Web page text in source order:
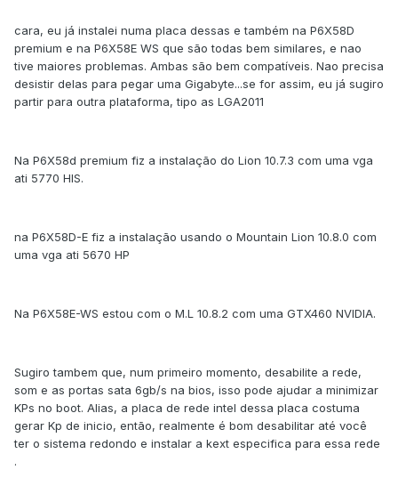
cara, eu já instalei numa placa dessas e também na P6X58D
premium e na P6X58E WS que são todas bem similares, e nao
tive maiores problemas. Ambas são bem compatíveis. Nao precisa
desistir delas para pegar uma Gigabyte...se for assim, eu já sugiro
partir para outra plataforma, tipo as LGA2011
Na P6X58d premium fiz a instalação do Lion 10.7.3 com uma vga
ati 5770 HIS.
na P6X58D-E fiz a instalação usando o Mountain Lion 10.8.0 com
uma vga ati 5670 HP
Na P6X58E-WS estou com o M.L 10.8.2 com uma GTX460 NVIDIA.
Sugiro tambem que, num primeiro momento, desabilite a rede,
som e as portas sata 6gb/s na bios, isso pode ajudar a minimizar
KPs no boot. Alias, a placa de rede intel dessa placa costuma
gerar Kp de inicio, então, realmente é bom desabilitar até você
ter o sistema redondo e instalar a kext especifica para essa rede
.